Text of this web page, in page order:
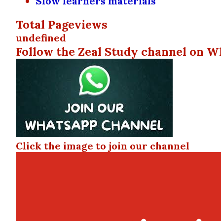
Total Pageviews
undefned
Follow the Zeal Study channel on
Click the image to join our channel